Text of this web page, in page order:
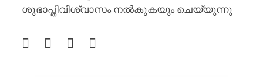
ശുഭാപ്തിവിശ്വാസം നൽകുകയും ചെയ്യുന്നു